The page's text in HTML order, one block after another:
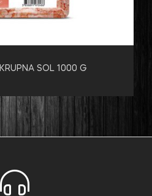
SOL 1000 G